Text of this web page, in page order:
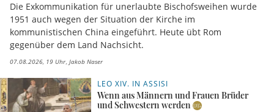
Die Exkommunikation für unerlaubte Bischofsweihen wurde
1951 auch wegen der Situation der Kirche im
kommunistischen China eingeführt. Heute übt Rom
gegenüber dem Land Nachsicht.
07.08.2026, 19 Uhr Jakob Naser
LEO XIV. IN ASSISI
Wenn aus Männern und Frauen Brüder
und Schwestern werden